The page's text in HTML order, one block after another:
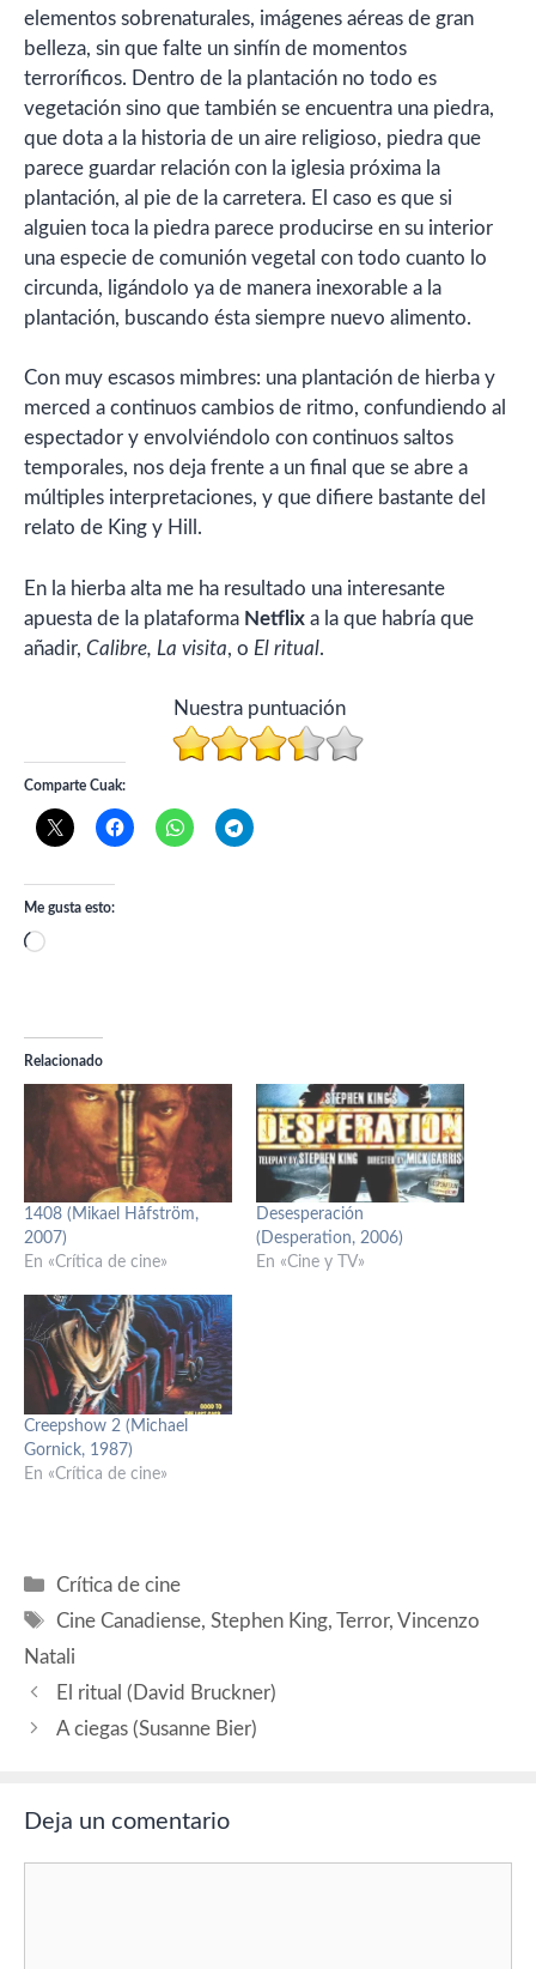
elementos sobrenaturales, imágenes aéreas de gran
belleza, sin que falte un sinfín de momentos
terroríficos. Dentro de la plantación no todo es
vegetación sino que también se encuentra una piedra,
que dota a la historia de un aire religioso, piedra que
parece guardar relación con la iglesia próxima la
plantación, al pie de la carretera. El caso es que si
alguien toca la piedra parece producirse en su interior
una especie de comunión vegetal con todo cuanto lo
circunda, ligándolo ya de manera inexorable a la
plantación, buscando ésta siempre nuevo alimento.
Con muy escasos mimbres: una plantación de hierba y
merced a continuos cambios de ritmo, confundiendo al
espectador y envolviéndolo con continuos saltos
temporales, nos deja frente a un final que se abre a
múltiples interpretaciones, y que difiere bastante del
relato de King y Hill.
En la hierba alta me ha resultado una interesante
apuesta de la plataforma Netflix a la que habría que
añadir, Calibre, La visita, o El ritual.
Nuestra puntuación
Comparte Cuak:
Me gusta esto:
Cargando...
Relacionado
1408 (Mikael Håfström,
2007)
En «Crítica de cine»
Desesperación
(Desperation, 2006)
En «Cine y TV»
Creepshow 2 (Michael
Gornick, 1987)
En «Crítica de cine»
Categorías
Crítica de cine
Etiquetas
Cine Canadiense,Stephen King,Terror,Vincenzo
Natali
El ritual (David Bruckner)
A ciegas (Susanne Bier)
Deja un comentario